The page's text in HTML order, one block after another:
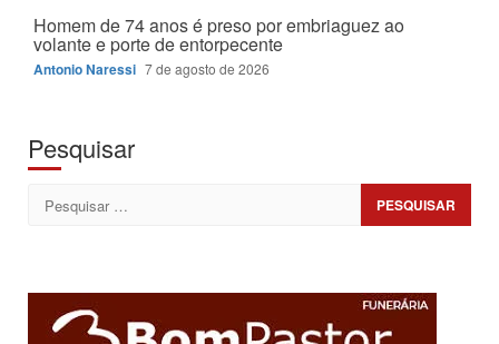
Homem de 74 anos é preso por embriaguez ao
volante e porte de entorpecente
Antonio Naressi 7 de agosto de 2026
Pesquisar
Pesquisar